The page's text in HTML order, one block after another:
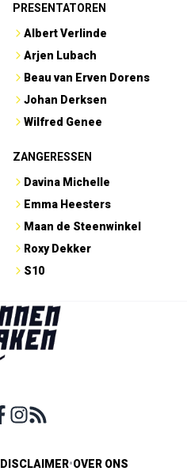
PRESENTATOREN
Albert Verlinde
Arjen Lubach
Beau van Erven Dorens
Johan Derksen
Wilfred Genee
ZANGERESSEN
Davina Michelle
Emma Heesters
Maan de Steenwinkel
Roxy Dekker
S10
DISCLAIMER•OVER ONS